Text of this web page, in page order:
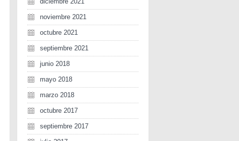
noviembre 2021
octubre 2021
septiembre 2021
junio 2018
mayo 2018
marzo 2018
octubre 2017
septiembre 2017